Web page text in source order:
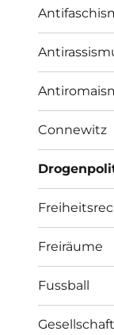
Connewitz
Freiräume
Fussball